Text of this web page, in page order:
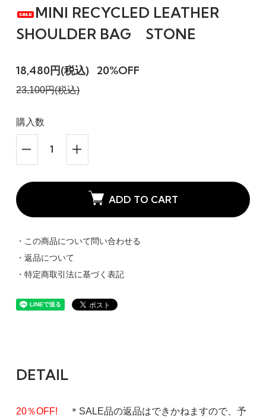
MINI RECYCLED LEATHER
SHOULDER BAG STONE
18,480円(税込) 20%OFF
23,100円(税込)
購入数
ADD TO CART
・この商品について問い合わせる
・返品について
・特定商取引法に基づく表記
DETAIL
20％OFF! ＊SALE品の返品はできかねますので、予